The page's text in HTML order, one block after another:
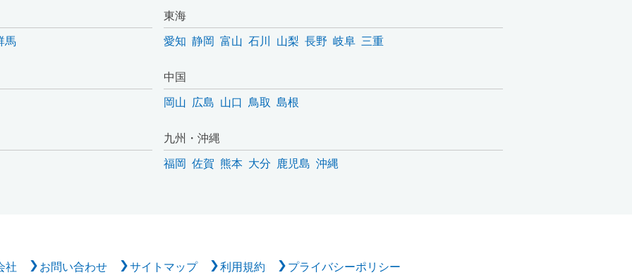
馬
東海
愛知 静岡 富山 石川 山梨 長野 岐阜 三重
中国
岡山 広島 山口 鳥取 島根
九州・沖縄
福岡 佐賀 熊本 大分 鹿児島 沖縄
社 お問い合わせ サイトマップ 利用規約
プライバシーポリシー